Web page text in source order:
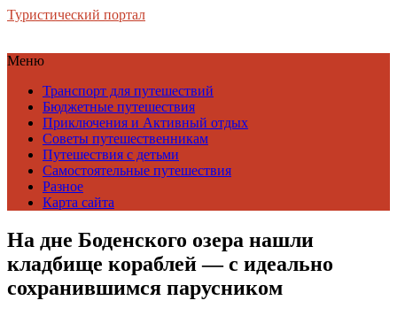
Туристический портал
Меню
Транспорт для путешествий
Бюджетные путешествия
Приключения и Активный отдых
Советы путешественникам
Путешествия с детьми
Самостоятельные путешествия
Разное
Карта сайта
На дне Боденского озера нашли
кладбище кораблей — с идеально
сохранившимся парусником